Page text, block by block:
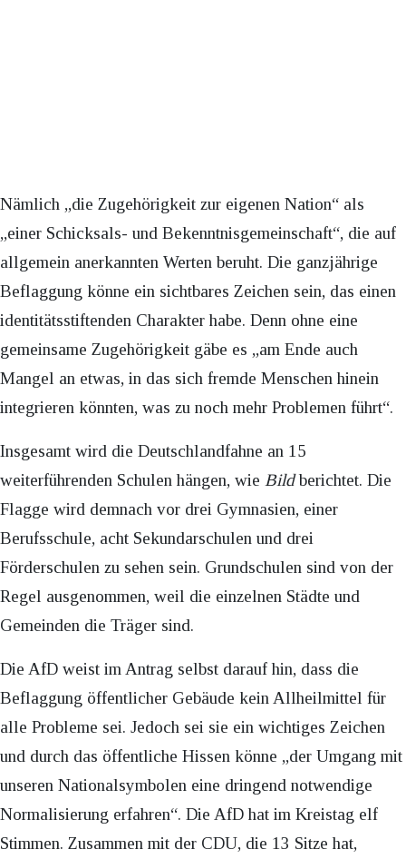
Nämlich „die Zugehörigkeit zur eigenen Nation“ als
„einer Schicksals- und Bekenntnisgemeinschaft“, die auf
allgemein anerkannten Werten beruht. Die ganzjährige
Beflaggung könne ein sichtbares Zeichen sein, das einen
identitätsstiftenden Charakter habe. Denn ohne eine
gemeinsame Zugehörigkeit gäbe es „am Ende auch
Mangel an etwas, in das sich fremde Menschen hinein
integrieren könnten, was zu noch mehr Problemen führt“.
Insgesamt wird die Deutschlandfahne an 15
weiterführenden Schulen hängen, wie Bildberichtet. Die
Flagge wird demnach vor drei Gymnasien, einer
Berufsschule, acht Sekundarschulen und drei
Förderschulen zu sehen sein. Grundschulen sind von der
Regel ausgenommen, weil die einzelnen Städte und
Gemeinden die Träger sind.
Die AfD weist im Antrag selbst darauf hin, dass die
Beflaggung öffentlicher Gebäude kein Allheilmittel für
alle Probleme sei. Jedoch sei sie ein wichtiges Zeichen
und durch das öffentliche Hissen könne „der Umgang mit
unseren Nationalsymbolen eine dringend notwendige
Normalisierung erfahren“. Die AfD hat im Kreistag elf
Stimmen. Zusammen mit der CDU, die 13 Sitze hat,